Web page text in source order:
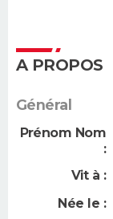
A PROPOS
Général
Prénom Nom
:
Vit à :
Née le :